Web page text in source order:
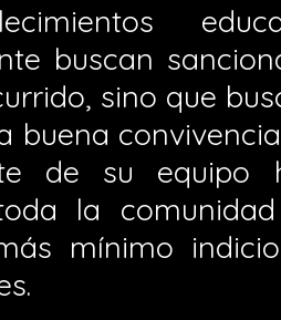
buscan
sino que
buena
de su equipo
la
mínimo